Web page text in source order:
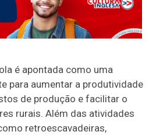
é apontada como uma
para aumentar a produtividade
de produção e facilitar o
rurais. Além das atividades
retroescavadeiras,